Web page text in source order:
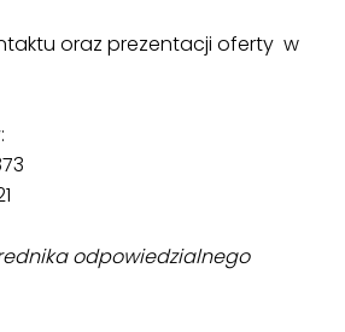
oraz prezentacji oferty w
odpowiedzialnego